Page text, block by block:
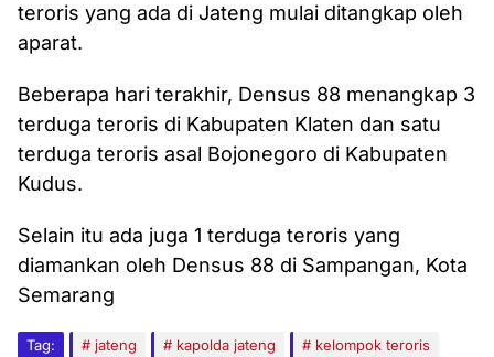
teroris yang ada di Jateng mulai ditangkap oleh
aparat.
Beberapa hari terakhir, Densus 88 menangkap 3
terduga teroris di Kabupaten Klaten dan satu
terduga teroris asal Bojonegoro di Kabupaten
Kudus.
Selain itu ada juga 1 terduga teroris yang
diamankan oleh Densus 88 di Sampangan, Kota
Semarang
Tag: jateng kapolda jateng kelompok teroris